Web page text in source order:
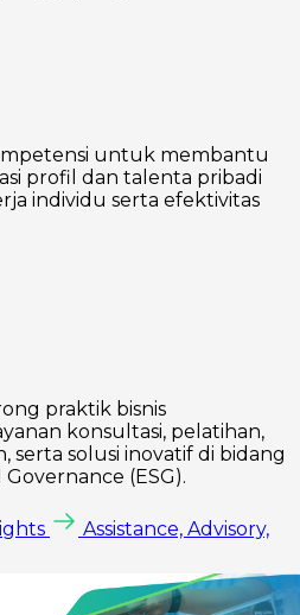
untuk membantu
profil dan talenta pribadi
individu serta efektivitas
praktik bisnis
konsultasi, pelatihan,
serta solusi inovatif di bidang
(ESG).
Assistance, Advisory,